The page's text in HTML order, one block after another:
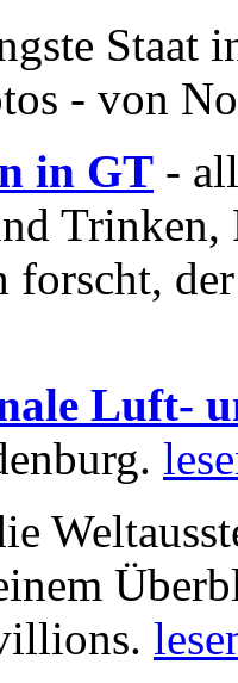
Staat
- von
in GT -
forscht,
Luft-